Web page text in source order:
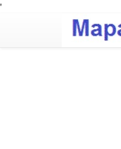
'